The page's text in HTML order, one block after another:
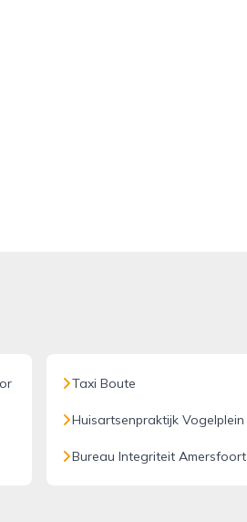
Taxi Boute
Huisartsenpraktijk Vogelplein
Bureau Integriteit Amersfoort